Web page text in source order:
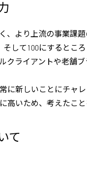
、より上流の事業課
そして100にするとこ
クライアントや老舗
に新しいことにチャ
高いため、考えたこ
て